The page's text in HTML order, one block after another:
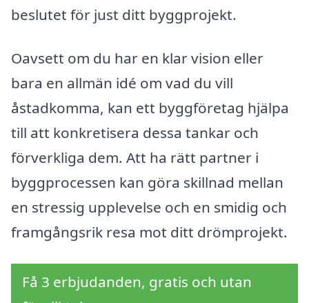
beslutet för just ditt byggprojekt.
Oavsett om du har en klar vision eller
bara en allmän idé om vad du vill
åstadkomma, kan ett byggföretag hjälpa
till att konkretisera dessa tankar och
förverkliga dem. Att ha rätt partner i
byggprocessen kan göra skillnad mellan
en stressig upplevelse och en smidig och
framgångsrik resa mot ditt drömprojekt.
Få 3 erbjudanden, gratis och utan